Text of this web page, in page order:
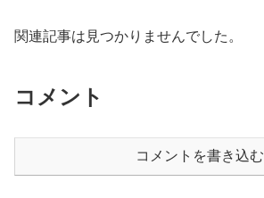
関連記事は見つかりませんでした。
コメント
コメントを書き込む